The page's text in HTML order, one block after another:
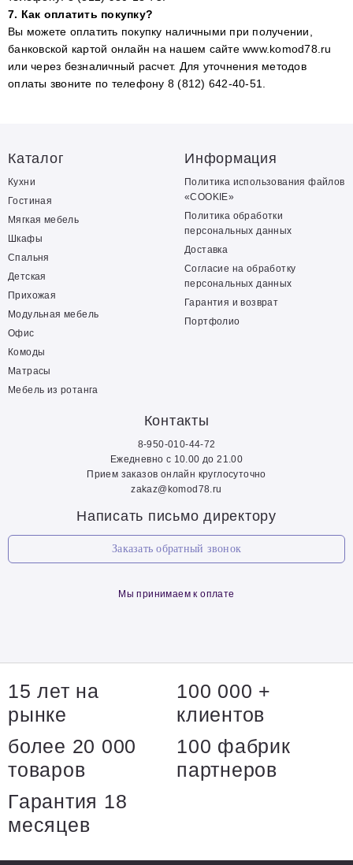
7. Как оплатить покупку?
Вы можете оплатить покупку наличными при получении,
банковской картой онлайн на нашем сайте www.komod78.ru
или через безналичный расчет. Для уточнения методов
оплаты звоните по телефону 8 (812) 642-40-51.
Каталог
Кухни
Гостиная
Мягкая мебель
Шкафы
Спальня
Детская
Прихожая
Модульная мебель
Офис
Комоды
Матрасы
Мебель из ротанга
Информация
Политика использования файлов
«COOKIE»
Политика обработки
персональных данных
Доставка
Согласие на обработку
персональных данных
Гарантия и возврат
Портфолио
Контакты
8-950-010-44-72
Ежедневно с 10.00 до 21.00
Прием заказов онлайн круглосуточно
zakaz@komod78.ru
Написать письмо директору
Заказать обратный звонок
Мы принимаем к оплате
15 лет на
рынке
100 000 +
клиентов
более 20 000
товаров
100 фабрик
партнеров
Гарантия 18
месяцев